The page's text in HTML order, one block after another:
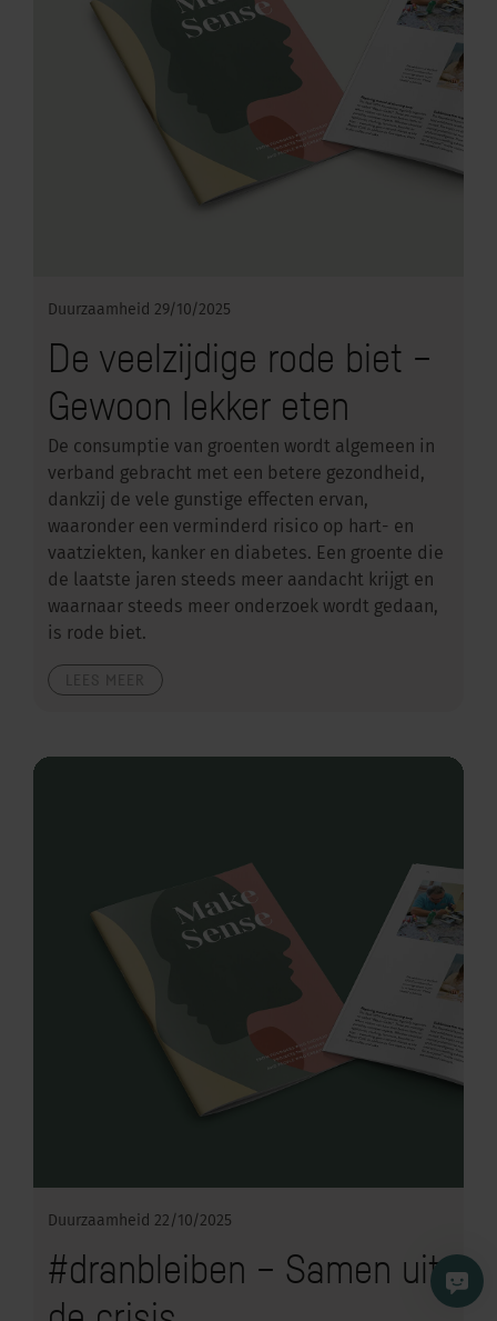
Duurzaamheid 29/10/2025
De veelzijdige rode biet –
Gewoon lekker eten
De consumptie van groenten wordt algemeen in
verband gebracht met een betere gezondheid,
dankzij de vele gunstige effecten ervan,
waaronder een verminderd risico op hart- en
vaatziekten, kanker en diabetes. Een groente die
de laatste jaren steeds meer aandacht krijgt en
waarnaar steeds meer onderzoek wordt gedaan,
is rode biet.
Duurzaamheid 22/10/2025
#dranbleiben – Samen uit